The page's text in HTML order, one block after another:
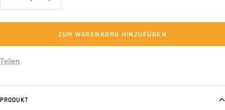
Menge
Menge
ZUM WARENKORB HINZUFÜGEN
Teilen
PRODUKT